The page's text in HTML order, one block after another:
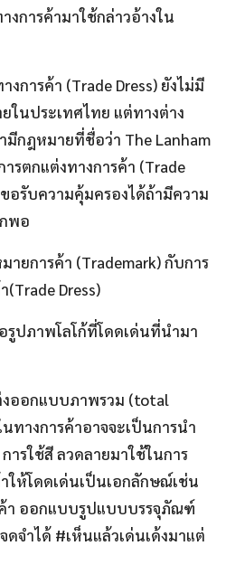
การค้ามาใช้กล่าวอ้างใน
การค้า (Trade Dress) ยังไม่มี
ในประเทศไทย แต่ทางต่าง
มีกฎหมายที่ชื่อว่า The Lanham
ตกแต่งทางการค้า (Trade
อรับความคุ้มครองได้ถ้ามีความ
พอ
ายการค้า (Trademark) กับการ
Dress)
รูปภาพโลโก้ที่โดดเด่นที่นำมา
งออกแบบภาพรวม (total
ทางการค้าอาจจะเป็นการนำ
ารใช้สี ลวดลายมาใช้ในการ
ให้โดดเด่นเป็นเอกลักษณ์เช่น
า ออกแบบรูปแบบบรรจุภัณฑ์
ดจำได้ #เห็นแล้วเด่นเด้งมาแต่